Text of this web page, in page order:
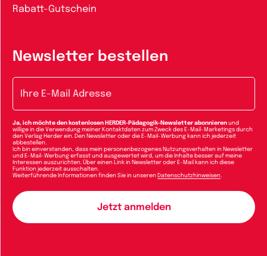
Rabatt-Gutschein
Newsletter bestellen
Ja, ich möchte den kostenlosen HERDER-Pädagogik-Newsletter abonnieren und
willige in die Verwendung meiner Kontaktdaten zum Zweck des E-Mail-Marketings durch
den Verlag Herder ein. Den Newsletter oder die E-Mail-Werbung kann ich jederzeit
abbestellen.
Ich bin einverstanden, dass mein personenbezogenes Nutzungsverhalten in Newsletter
und E-Mail-Werbung erfasst und ausgewertet wird, um die Inhalte besser auf meine
Interessen auszurichten. Über einen Link in Newsletter oder E-Mail kann ich diese
Funktion jederzeit ausschalten.
Weiterführende Informationen finden Sie in unseren Datenschutzhinweisen.